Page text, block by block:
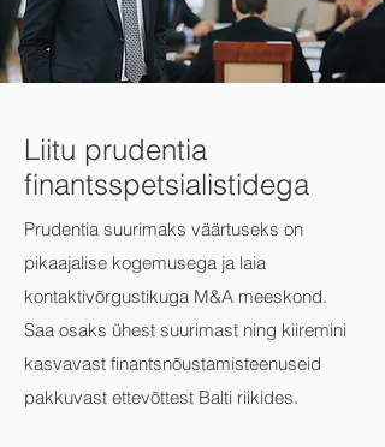
Liitu prudentia
finantsspetsialistidega
Prudentia suurimaks väärtuseks on
pikaajalise kogemusega ja laia
kontaktivõrgustikuga M&A meeskond.
Saa osaks ühest suurimast ning kiiremini
kasvavast finantsnõustamisteenuseid
pakkuvast ettevõttest Balti riikides.